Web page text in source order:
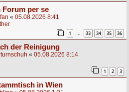
Forum per se
« 05.08.2026 8:41
1 … 33 34 35 36
der Reinigung
« 05.08.2026 8:14
1 2 3
in Wien